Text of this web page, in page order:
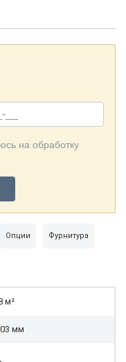
на обработку
Опции Фурнитура
м²
мм